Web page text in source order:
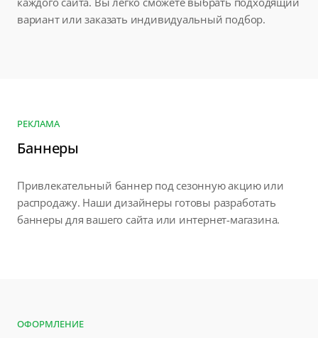
вариант или заказать индивидуальный подбор.
РЕКЛАМА
Баннеры
Привлекательный баннер под сезонную акцию или
распродажу. Наши дизайнеры готовы разработать
баннеры для вашего сайта или интернет-магазина.
ОФОРМЛЕНИЕ